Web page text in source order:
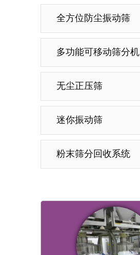
全方位防尘振动筛
多功能可移动筛分机
无尘正压筛
迷你振动筛
粉末筛分回收系统